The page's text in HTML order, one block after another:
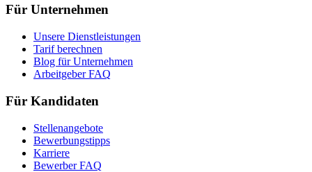
Für Unternehmen
Unsere Dienstleistungen
Tarif berechnen
Blog für Unternehmen
Arbeitgeber FAQ
Für Kandidaten
Stellenangebote
Bewerbungstipps
Karriere
Bewerber FAQ